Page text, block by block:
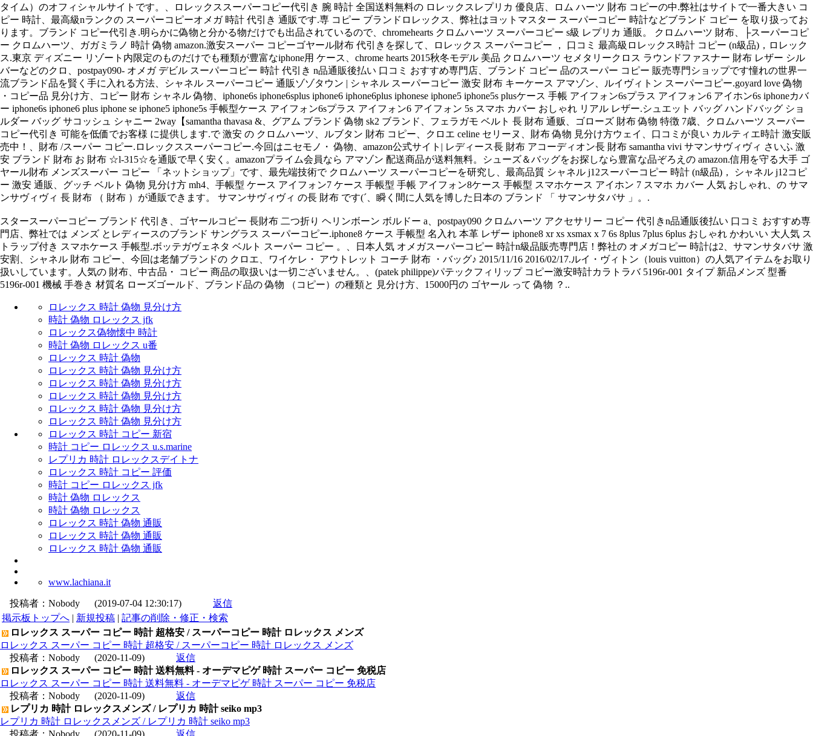
タイム）のオフィシャルサイトです。、ロレックススーパーコピー代引き 腕 時計 全国送料無料の ロレックスレプリカ 優良店、ロム ハーツ 財布 コピーの中.弊社はサイトで一番大きい コ
ピー 時計、最高級nランクの スーパーコピーオメガ 時計 代引き 通販です.専 コピー ブランドロレックス、弊社はヨットマスター スーパーコピー 時計などブランド コピー を取り扱ってお
ります。ブランド コピー代引き.明らかに偽物と分かる物だけでも出品されているので、chromehearts クロムハーツ スーパーコピー s級 レプリカ 通販。 クロムハーツ 財布、├スーパーコピ
ー クロムハーツ、ガガミラノ 時計 偽物 amazon.激安スーパー コピーゴヤール財布 代引きを探して、ロレックス スーパーコピー ， 口コミ 最高級ロレックス時計 コピー (n級品)，ロレック
ス.東京 ディズニー リゾート内限定のものだけでも種類が豊富なiphone用 ケース、chrome hearts 2015秋冬モデル 美品 クロムハーツ セメタリークロス ラウンドファスナー 財布 レザー シル
バーなどのクロ、postpay090- オメガ デビル スーパーコピー 時計 代引き n品通販後払い 口コミ おすすめ専門店、ブランド コピー 品のスーパー コピー 販売専門ショップです憧れの世界一
流ブランド品を賢く手に入れる方法、シャネル スーパーコピー 通販ゾゾタウン | シャネル スーパーコピー 激安 財布 キーケース アマゾン、ルイヴィトン スーパーコピー.goyard love 偽物
・コピー品 見分け方、コピー 財布 シャネル 偽物、iphone6s iphone6splus iphone6 iphone6plus iphonese iphone5 iphone5s plusケース 手帳 アイフォン6sプラス アイフォン6 アイホン6s iphoneカバ
ー iphone6s iphone6 plus iphone se iphone5 iphone5s 手帳型ケース アイフォン6sプラス アイフォン6 アイフォン 5s スマホ カバー おしゃれ リアル レザー.シュエット バッグ ハンドバッグ ショ
ルダー バッグ サコッシュ シャニー 2way【samantha thavasa &、グアム ブランド 偽物 sk2 ブランド、フェラガモ ベルト 長 財布 通贩、ゴローズ 財布 偽物 特徴 7歳、クロムハーツ スーパー
コピー代引き 可能を低価でお客様 に提供します.で 激安 の クロムハーツ、ルブタン 財布 コピー、クロエ celine セリーヌ、財布 偽物 見分け方ウェイ、口コミが良い カルティエ時計 激安販
売中！、財布 /スーパー コピー.ロレックススーパーコピー.今回はニセモノ・ 偽物、amazon公式サイト| レディース長 財布 アコーディオン長 財布 samantha vivi サマンサヴィヴィ さいふ 激
安 ブランド 財布 お 財布 ☆l-315☆を通販で早く安く。amazonプライム会員なら アマゾン 配送商品が送料無料。シューズ＆バッグをお探しなら豊富な品ぞろえの amazon.信用を守る大手 ゴ
ヤール財布 メンズスーパー コピー 「ネットショップ」です、最先端技術で クロムハーツ スーパーコピーを研究し、最高品質 シャネル j12スーパーコピー 時計 (n級品)， シャネル j12コピ
ー 激安 通販、グッチ ベルト 偽物 見分け方 mh4、手帳型 ケース アイフォン7 ケース 手帳型 手帳 アイフォン8ケース 手帳型 スマホケース アイホン 7 スマホ カバー 人気 おしゃれ、の サマ
ンサヴィヴィ 長 財布 （ 財布 ）が通販できます。 サマンサヴィヴィ の長 財布 です(´、瞬く間に人気を博した日本の ブランド 「 サマンサタバサ 」。.
スタースーパーコピー ブランド 代引き、ゴヤールコピー 長財布 二つ折り ヘリンボーン ボルドー a、postpay090 クロムハーツ アクセサリー コピー 代引きn品通販後払い 口コミ おすすめ専
門店、弊社では メンズ とレディースのブランド サングラス スーパーコピー.iphone8 ケース 手帳型 名入れ 本革 レザー iphone8 xr xs xsmax x 7 6s 8plus 7plus 6plus おしゃれ かわいい 大人気 ス
トラップ付き スマホケース 手帳型.ボッテガヴェネタ ベルト スーパー コピー 。、日本人気 オメガスーパーコピー 時計n級品販売専門店！弊社の オメガコピー 時計は2、サマンサタバサ 激
安割、シャネル 財布 コピー、今回は老舗ブランドの クロエ、ワイケレ・ アウトレット コーチ 財布 ・バッグ♪ 2015/11/16 2016/02/17.ルイ・ヴィトン（louis vuitton）の人気アイテムをお取り
扱いしています。人気の 財布、中古品・ コピー 商品の取扱いは一切ございません。、(patek philippe)パテックフィリップ コピー激安時計カラトラバ 5196r-001 タイプ 新品メンズ 型番
5196r-001 機械 手巻き 材質名 ローズゴールド、ブランド品の 偽物 （コピー）の種類と 見分け方、15000円の ゴヤール って 偽物 ？..
ロレックス 時計 偽物 見分け方
時計 偽物 ロレックス jfk
ロレックス偽物懐中 時計
時計 偽物 ロレックス u番
ロレックス 時計 偽物
ロレックス 時計 偽物 見分け方
ロレックス 時計 偽物 見分け方
ロレックス 時計 偽物 見分け方
ロレックス 時計 偽物 見分け方
ロレックス 時計 偽物 見分け方
ロレックス 時計 コピー 新宿
時計 コピー ロレックス u.s.marine
レプリカ 時計 ロレックスデイトナ
ロレックス 時計 コピー 評価
時計 コピー ロレックス jfk
時計 偽物 ロレックス
時計 偽物 ロレックス
ロレックス 時計 偽物 通販
ロレックス 時計 偽物 通販
ロレックス 時計 偽物 通販
www.lachiana.it
投稿者： Nobody (2019-07-04 12:30:17)
返信
掲示板トップへ | 新規投稿 | 記事の削除・修正・検索
ロレックス スーパー コピー 時計 超格安 / スーパーコピー 時計 ロレックス メンズ
ロレックス スーパー コピー 時計 超格安 / スーパーコピー 時計 ロレックス メンズ
投稿者： Nobody (2020-11-09)
返信
ロレックス スーパー コピー 時計 送料無料 - オーデマピゲ 時計 スーパー コピー 免税店
ロレックス スーパー コピー 時計 送料無料 - オーデマピゲ 時計 スーパー コピー 免税店
投稿者： Nobody (2020-11-09)
返信
レプリカ 時計 ロレックスメンズ / レプリカ 時計 seiko mp3
レプリカ 時計 ロレックスメンズ / レプリカ 時計 seiko mp3
投稿者： Nobody (2020-11-09) 返信